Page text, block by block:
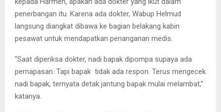
penerbangan itu. Karena ada dokter, Wabup Helmud
langsung diangkat dibawa ke bagian belakang kabin
pesawat untuk mendapatkan penanganan medis.
“Saat diperiksa dokter, nadi bapak dipompa supaya ada
pernapasan. Tapi bapak tidak ada respon. Terus mengecek
nadi bapak, ternyata detak jantung bapak mulai melambat,”
katanya.